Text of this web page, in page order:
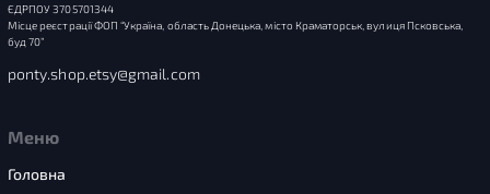
ЄДРПОУ 3705701344
Місце реєстрації ФОП “Україна, область Донецька, місто Краматорськ, вулиця Псковська,
буд 70”
ponty.shop.etsy@gmail.com
Меню
Головна